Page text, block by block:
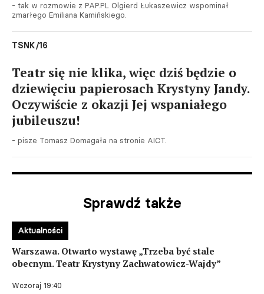
- tak w rozmowie z PAP.PL Olgierd Łukaszewicz wspominał
zmarłego Emiliana Kamińskiego.
TSNK/16
Teatr się nie klika, więc dziś będzie o
dziewięciu papierosach Krystyny Jandy.
Oczywiście z okazji Jej wspaniałego
jubileuszu!
- pisze Tomasz Domagała na stronie AICT.
Sprawdź także
Warszawa. Otwarto wystawę „Trzeba być stale
obecnym. Teatr Krystyny Zachwatowicz-Wajdy”
Wczoraj 19:40
Aktualności